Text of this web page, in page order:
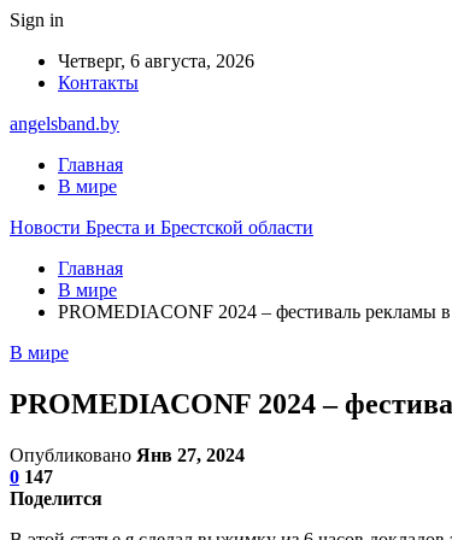
Sign in
Четверг, 6 августа, 2026
Контакты
angelsband.by
Главная
В мире
Новости Бреста и Брестской области
Главная
В мире
PROMEDIACONF 2024 – фестиваль рекламы
В мире
PROMEDIACONF 2024 –
Опубликовано Янв 27, 2024
0 147
Поделится